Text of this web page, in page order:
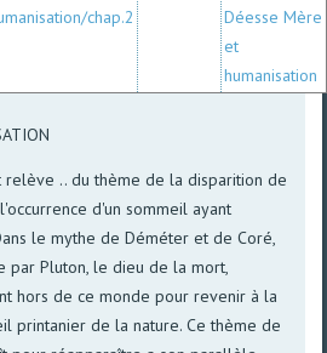
chap.2
Déesse Mère
et
humanisation
relève .. du thème de la disparition de
d'un sommeil ayant
le mythe de Déméter et de Coré,
par Pluton, le dieu de la mort,
hors de ce monde pour revenir à la
printanier de la nature. Ce thème de